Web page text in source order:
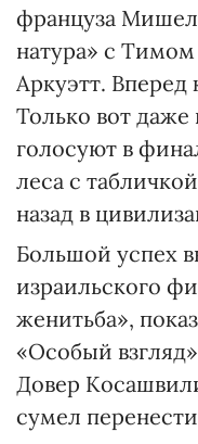
француза
натура» с
Аркуэтт.
Только вот
голосуют в
леса с
назад в
Большой успех
израильского
женитьба»,
«Особый
Довер
сумел